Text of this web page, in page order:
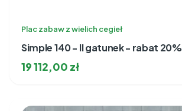
Plac zabaw z wielich cegieł
Simple 140 - II gatunek - rabat 20%
19 112,00 zł